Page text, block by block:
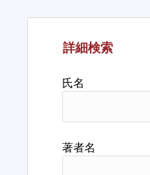
詳細検索
氏名
著者名